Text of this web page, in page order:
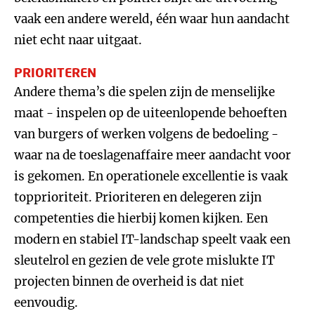
vaak een andere wereld, één waar hun aandacht
niet echt naar uitgaat.
PRIORITEREN
Andere thema’s die spelen zijn de menselijke
maat - inspelen op de uiteenlopende behoeften
van burgers of werken volgens de bedoeling -
waar na de toeslagenaffaire meer aandacht voor
is gekomen. En operationele excellentie is vaak
topprioriteit. Prioriteren en delegeren zijn
competenties die hierbij komen kijken. Een
modern en stabiel IT-landschap speelt vaak een
sleutelrol en gezien de vele grote mislukte IT
projecten binnen de overheid is dat niet
eenvoudig.